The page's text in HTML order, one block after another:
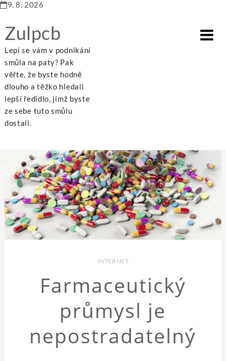
9. 8. 2026
Zulpcb
Lepí se vám v podnikání
smůla na paty? Pak
věřte, že byste hodně
dlouho a těžko hledali
lepší ředidlo, jímž byste
ze sebe tuto smůlu
dostali.
Home Internet Farmaceutický průmysl je nepostradatelný
INTERNET
Farmaceutický
průmysl je
nepostradatelný